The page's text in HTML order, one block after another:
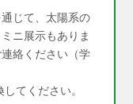
じて、太陽系の
ニ展示もありま
絡ください（学
てください。